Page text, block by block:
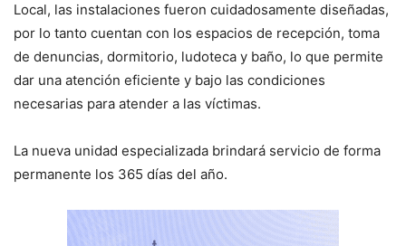
Local, las instalaciones fueron cuidadosamente diseñadas,
por lo tanto cuentan con los espacios de recepción, toma
de denuncias, dormitorio, ludoteca y baño, lo que permite
dar una atención eficiente y bajo las condiciones
necesarias para atender a las víctimas.
La nueva unidad especializada brindará servicio de forma
permanente los 365 días del año.